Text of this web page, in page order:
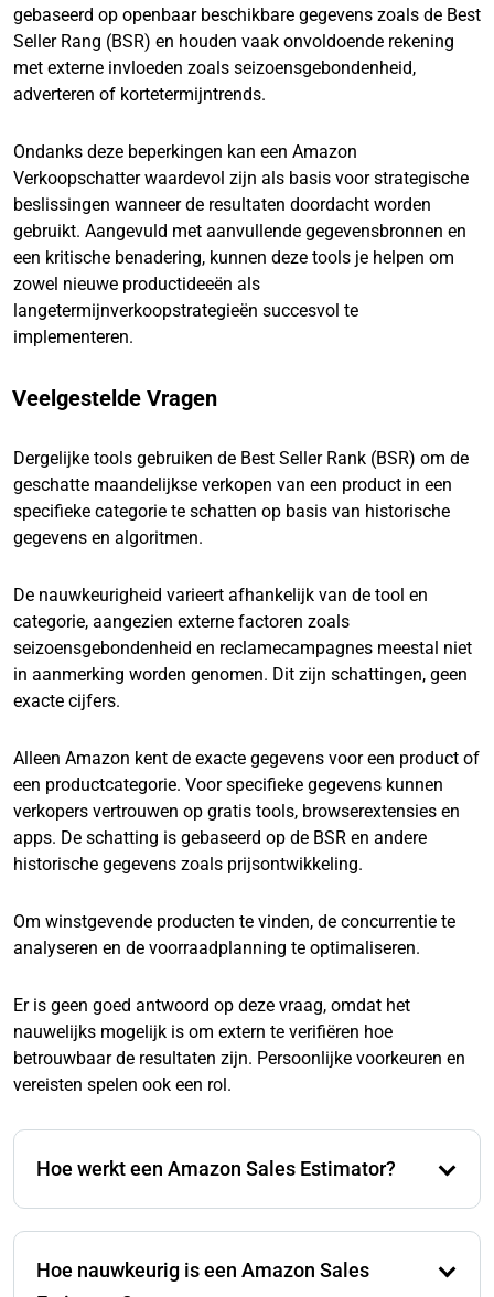
gebaseerd op openbaar beschikbare gegevens zoals de Best
Seller Rang (BSR) en houden vaak onvoldoende rekening
met externe invloeden zoals seizoensgebondenheid,
adverteren of kortetermijntrends.
Ondanks deze beperkingen kan een Amazon
Verkoopschatter waardevol zijn als basis voor strategische
beslissingen wanneer de resultaten doordacht worden
gebruikt. Aangevuld met aanvullende gegevensbronnen en
een kritische benadering, kunnen deze tools je helpen om
zowel nieuwe productideeën als
langetermijnverkoopstrategieën succesvol te
implementeren.
Veelgestelde Vragen
Dergelijke tools gebruiken de Best Seller Rank (BSR) om de
geschatte maandelijkse verkopen van een product in een
specifieke categorie te schatten op basis van historische
gegevens en algoritmen.
De nauwkeurigheid varieert afhankelijk van de tool en
categorie, aangezien externe factoren zoals
seizoensgebondenheid en reclamecampagnes meestal niet
in aanmerking worden genomen. Dit zijn schattingen, geen
exacte cijfers.
Alleen Amazon kent de exacte gegevens voor een product of
een productcategorie. Voor specifieke gegevens kunnen
verkopers vertrouwen op gratis tools, browserextensies en
apps. De schatting is gebaseerd op de BSR en andere
historische gegevens zoals prijsontwikkeling.
Om winstgevende producten te vinden, de concurrentie te
analyseren en de voorraadplanning te optimaliseren.
Er is geen goed antwoord op deze vraag, omdat het
nauwelijks mogelijk is om extern te verifiëren hoe
betrouwbaar de resultaten zijn. Persoonlijke voorkeuren en
vereisten spelen ook een rol.
Hoe werkt een Amazon Sales Estimator?
product in een specifieke categorie te berekenen op
Hoe nauwkeurig is een Amazon Sales